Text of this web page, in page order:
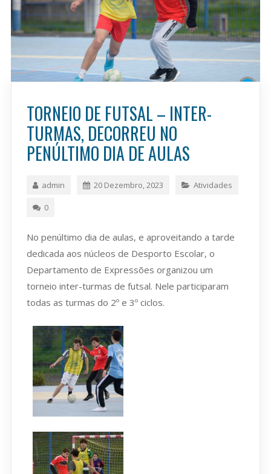
TORNEIO DE FUTSAL – INTER-
TURMAS, DECORREU NO
PENÚLTIMO DIA DE AULAS
admin 20 Dezembro, 2023 Atividades
0
No penúltimo dia de aulas, e aproveitando a tarde
dedicada aos núcleos de Desporto Escolar, o
Departamento de Expressões organizou um
torneio inter-turmas de futsal. Nele participaram
todas as turmas do 2º e 3º ciclos.